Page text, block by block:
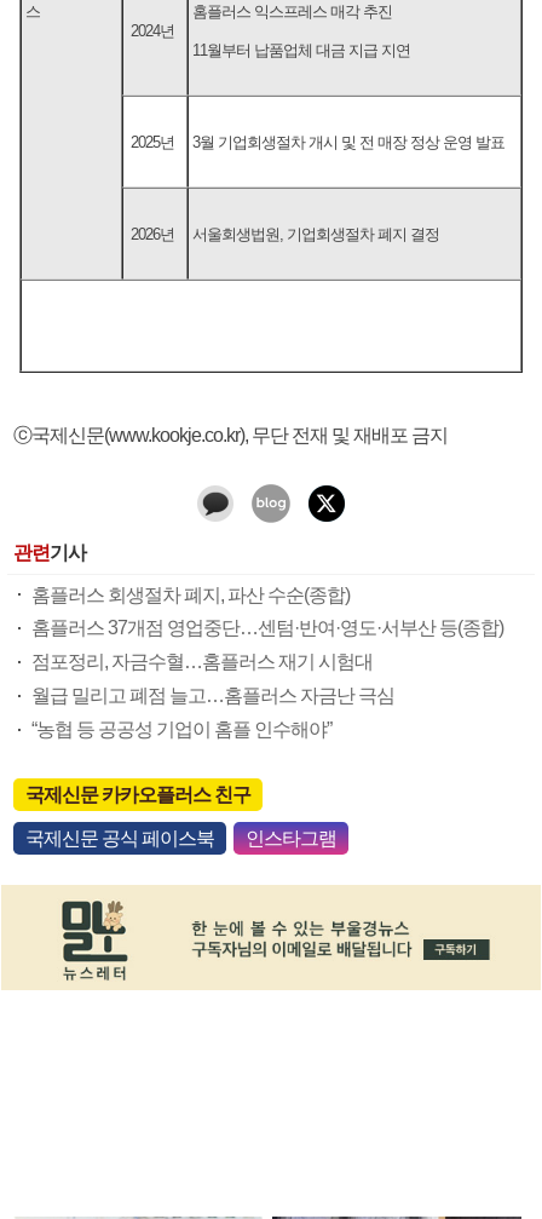
스
2024년
홈플러스 익스프레스 매각 추진
11월부터 납품업체 대금 지급 지연
2025년 3월 기업회생절차 개시 및 전 매장 정상 운영 발표
2026년 서울회생법원, 기업회생절차 폐지 결정
ⓒ국제신문(www.kookje.co.kr), 무단 전재 및 재배포 금지
관련기사
홈플러스 회생절차 폐지, 파산 수순(종합)
홈플러스 37개점 영업중단…센텀·반여·영도·서부산 등(종합)
점포정리, 자금수혈…홈플러스 재기 시험대
월급 밀리고 폐점 늘고…홈플러스 자금난 극심
“농협 등 공공성 기업이 홈플 인수해야”
국제신문 카카오플러스 친구
국제신문 공식 페이스북 인스타그램